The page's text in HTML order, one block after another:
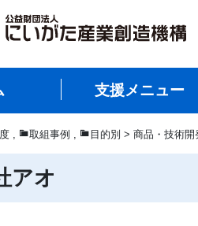
支援メニュー
, 取組事例 , 目的別 > 商品・技術開
アオ